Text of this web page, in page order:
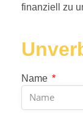
finanziell zu
Name